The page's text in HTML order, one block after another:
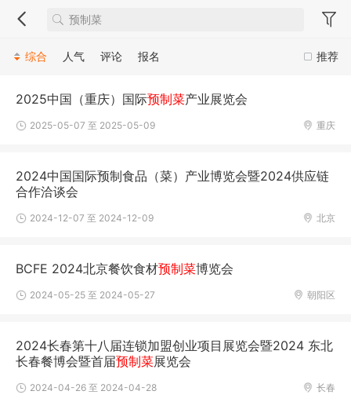
推荐
综合 人气 评论 报名
2025中国（重庆）国际预制菜产业展览会
重庆
2025-05-07 至 2025-05-09
2024中国国际预制食品（菜）产业博览会暨2024供应链
合作洽谈会
北京
2024-12-07 至 2024-12-09
BCFE 2024北京餐饮食材预制菜博览会
朝阳区
2024-05-25 至 2024-05-27
2024长春第十八届连锁加盟创业项目展览会暨2024 东北
长春餐博会暨首届预制菜展览会
长春
2024-04-26 至 2024-04-28